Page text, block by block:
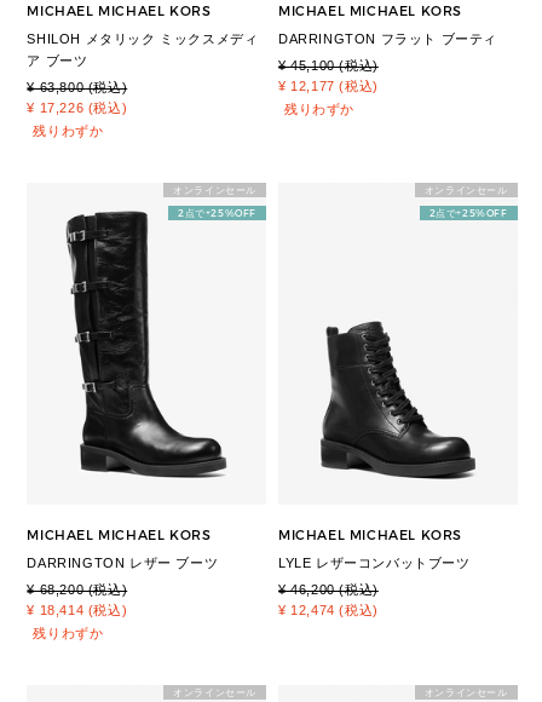
MICHAEL MICHAEL KORS
SHILOH メタリック ミックスメディ
ア ブーツ
¥ 63,800 (税込)
¥ 17,226 (税込)
残りわずか
MICHAEL MICHAEL KORS
DARRINGTON フラット ブーティ
¥ 45,100 (税込)
¥ 12,177 (税込)
残りわずか
オンラインセール
2点で+25%OFF
MICHAEL MICHAEL KORS
DARRINGTON レザー ブーツ
¥ 68,200 (税込)
¥ 18,414 (税込)
残りわずか
オンラインセール
2点で+25%OFF
MICHAEL MICHAEL KORS
LYLE レザーコンバットブーツ
¥ 46,200 (税込)
¥ 12,474 (税込)
オンラインセール
オンラインセール